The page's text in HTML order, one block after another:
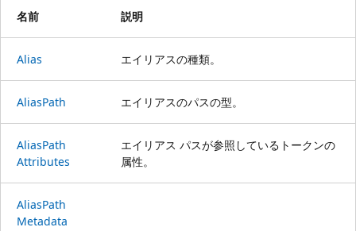
名前 説明
Alias エイリアスの種類。
AliasPath エイリアスのパスの型。
AliasPath
Attributes
エイリアス パスが参照しているトークンの
属性。
AliasPath
Metadata